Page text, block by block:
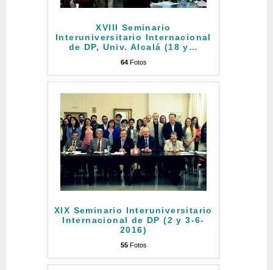
XVIII Seminario
Interuniversitario Internacional
de DP, Univ. Alcalá (18 y…
64Fotos
XIX Seminario Interuniversitario
Internacional de DP (2 y 3-6-
2016)
55Fotos